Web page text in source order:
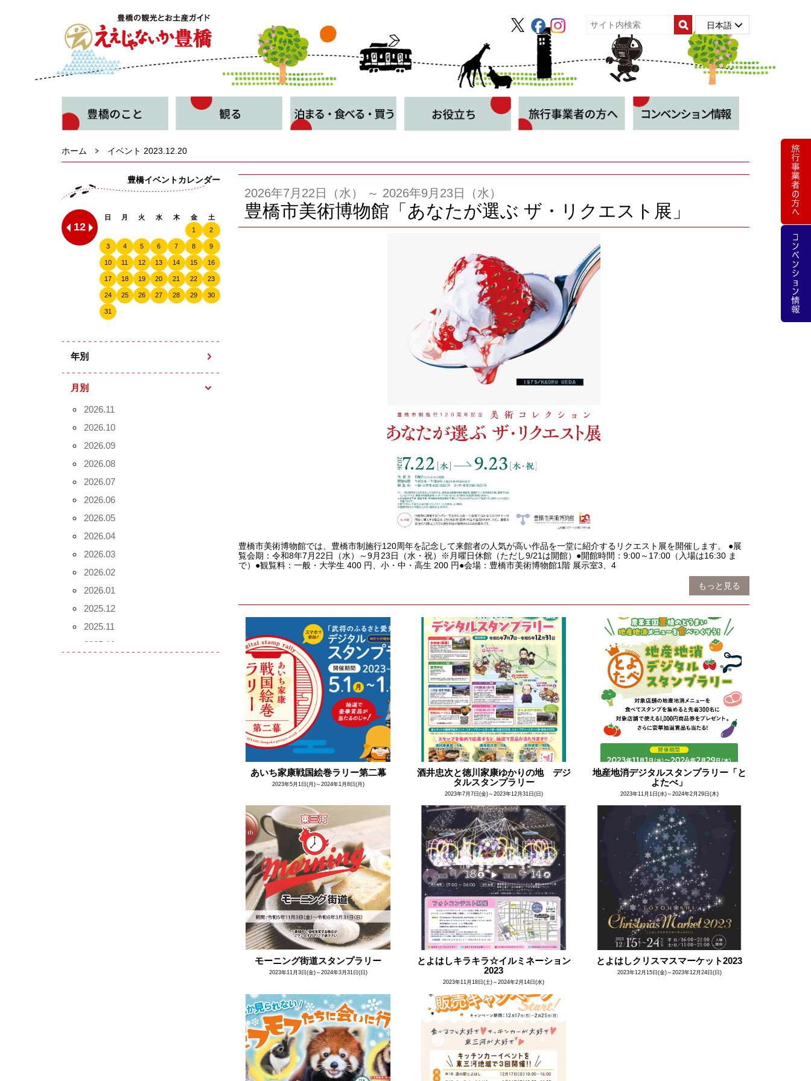
日本語
ホーム イベント 2023.12.20
2026年7月22日（水） ～ 2026年9月23日（水）
豊橋市美術博物館「あなたが選ぶ ザ・リクエスト展」
豊橋市美術博物館では、豊橋市制施行120周年を記念して来館者の人気が高い作品を一堂に紹介するリクエスト展を開催します。 ●展
覧会期：令和8年7月22日（水）～9月23日（水・祝）※月曜日休館（ただし9/21は開館）●開館時間：9:00～17:00（入場は16:30 ま
で）●観覧料：一般・大学生 400 円、小・中・高生 200 円●会場：豊橋市美術博物館1階 展示室3、4
もっと見る
あいち家康戦国絵巻ラリー第二幕
2023年5月1日(月)～2024年1月8日(月)
酒井忠次と徳川家康ゆかりの地 デジ
タルスタンプラリー
2023年7月7日(金)～2023年12月31日(日)
地産地消デジタルスタンプラリー「と
よたべ」
2023年11月1日(水)～2024年2月29日(木)
モーニング街道スタンプラリー
2023年11月3日(金)～2024年3月31日(日)
とよはしキラキラ☆イルミネーション
2023
2023年11月18日(土)～2024年2月14日(水)
とよはしクリスマスマーケット2023
2023年12月15日(金)～2023年12月24日(日)
豊橋イベントカレンダー
12
日 月 火 水 木 金
土
1
2
3 4 5 6 7 8 9
10 11 12 13 14 15 16
17 18 19 20 21 22 23
24 25 26 27 28 29 30
31
年別
月別
2026.11
2026.10
2026.09
2026.08
2026.07
2026.06
2026.05
2026.04
2026.03
2026.02
2026.01
2025.12
2025.11
2025.10